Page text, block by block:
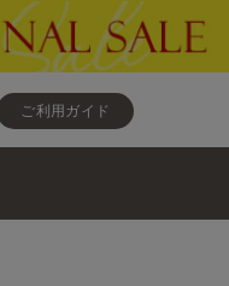
ご利用ガイド